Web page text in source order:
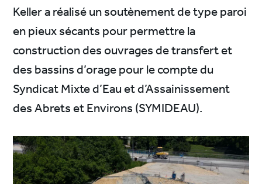
Keller a réalisé un soutènement de type paroi
en pieux sécants pour permettre la
construction des ouvrages de transfert et
des bassins d’orage pour le compte du
Syndicat Mixte d’Eau et d’Assainissement
des Abrets et Environs (SYMIDEAU).